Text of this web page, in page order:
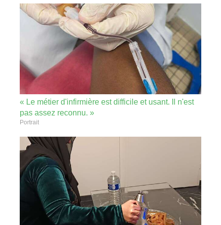
« Le métier d'infirmière est difficile et usant. Il n'est
pas assez reconnu. »
Portrait